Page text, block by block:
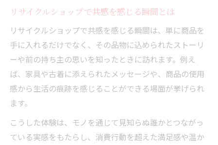
リサイクルショップで思い出が蘇る買い物
リサイクルショップとモノのストーリーの
魅力
リサイクルショップで感じる前の持ち主の
想い
リサイクルショップの品が紡ぐ心のつなが
リサイクルショップで共感を感じる瞬間とは
リサイクルショップで共感を感じる瞬間は、単に商品を
手に入れるだけでなく、その品物に込められたストーリ
ーや前の持ち主の思いを知ったときに訪れます。例え
ば、家具や古着に添えられたメッセージや、商品の使用
感から生活の痕跡を感じることができる場面が挙げられ
ます。
こうした体験は、モノを通じて見知らぬ誰かとつながっ
ている実感をもたらし、消費行動を超えた満足感や温か